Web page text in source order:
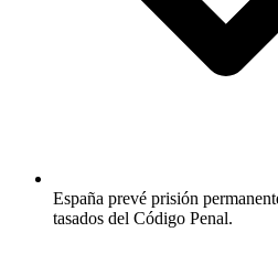
España prevé prisión
tasados del Código Penal.